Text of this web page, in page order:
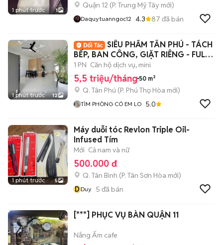
1 phút trước 1
Quận 12 (P. Trung Mỹ Tây mới)
Daquytuanngoc12 4.3 87 đã bán
1 phút trước 12
SIÊU PHẨM TÂN PHÚ - TÁCH
BẾP, BAN CÔNG, GIẶT RIÊNG - FULL
NT XỊN
1 PN Căn hộ dịch vụ, mini
5,5 triệu/tháng 50 m²
Q. Tân Phú (P. Phú Thọ Hòa mới)
TÌM PHÒNG CÓ EM LO 5.0
1 phút trước 5
Máy duỗi tóc Revlon Triple Oil-
Infused Tím
Mới Cả nam và nữ
500.000 đ
Q. Tân Bình (P. Tân Sơn Hòa mới)
DDuy 5 đã bán
[***] PHỤC VỤ BÀN QUẬN 11
Nắng Ấm cafe